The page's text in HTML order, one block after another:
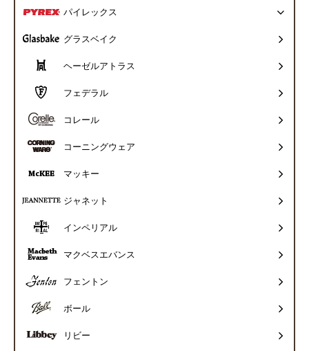
パイレックス
グラスベイク
ヘーゼルアトラス
フェデラル
コレール
コーニングウェア
マッキー
ジャネット
インペリアル
マクベスエバンス
フェントン
ボール
リビー